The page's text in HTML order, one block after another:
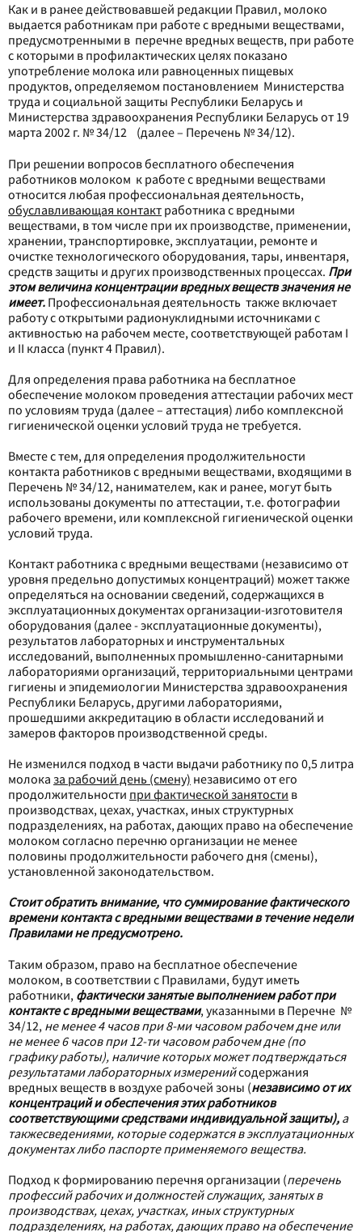
Как и в ранее действовавшей редакции Правил, молоко
выдается работникам при работе с вредными веществами,
предусмотренными в перечне вредных веществ, при работе
с которыми в профилактических целях показано
употребление молока или равноценных пищевых
продуктов, определяемом постановлением Министерства
труда и социальной защиты Республики Беларусь и
Министерства здравоохранения Республики Беларусь от 19
марта 2002 г. № 34/12 (далее – Перечень № 34/12).
При решении вопросов бесплатного обеспечения
работников молоком к работе с вредными веществами
относится любая профессиональная деятельность,
обуславливающая контакт работника с вредными
веществами, в том числе при их производстве, применении,
хранении, транспортировке, эксплуатации, ремонте и
очистке технологического оборудования, тары, инвентаря,
средств защиты и других производственных процессах. При
этом величина концентрации вредных веществ значения не
имеет. Профессиональная деятельность также включает
работу с открытыми радионуклидными источниками с
активностью на рабочем месте, соответствующей работам I
и II класса (пункт 4 Правил).
Для определения права работника на бесплатное
обеспечение молоком проведения аттестации рабочих мест
по условиям труда (далее – аттестация) либо комплексной
гигиенической оценки условий труда не требуется.
Вместе с тем, для определения продолжительности
контакта работников с вредными веществами, входящими в
Перечень № 34/12, нанимателем, как и ранее, могут быть
использованы документы по аттестации, т.е. фотографии
рабочего времени, или комплексной гигиенической оценки
условий труда.
Контакт работника с вредными веществами (независимо от
уровня предельно допустимых концентраций) может также
определяться на основании сведений, содержащихся в
эксплуатационных документах организации-изготовителя
оборудования (далее - эксплуатационные документы),
результатов лабораторных и инструментальных
исследований, выполненных промышленно-санитарными
лабораториями организаций, территориальными центрами
гигиены и эпидемиологии Министерства здравоохранения
Республики Беларусь, другими лабораториями,
прошедшими аккредитацию в области исследований и
замеров факторов производственной среды.
Не изменился подход в части выдачи работнику по 0,5 литра
молока за рабочий день (смену) независимо от его
продолжительности при фактической занятости в
производствах, цехах, участках, иных структурных
подразделениях, на работах, дающих право на обеспечение
молоком согласно перечню организации не менее
половины продолжительности рабочего дня (смены),
установленной законодательством.
Стоит обратить внимание, что суммирование фактического
времени контакта с вредными веществами в течение недели
Правилами не предусмотрено.
Таким образом, право на бесплатное обеспечение
молоком, в соответствии с Правилами, будут иметь
работники, фактически занятые выполнением работ при
контакте с вредными веществами, указанными в Перечне №
34/12, не менее 4 часов при 8-ми часовом рабочем дне или
не менее 6 часов при 12-ти часовом рабочем дне (по
графику работы), наличие которых может подтверждаться
результатами лабораторных измеренийсодержания
вредных веществ в воздухе рабочей зоны (независимо от их
концентраций и обеспечения этих работников
соответствующими средствами индивидуальной защиты), а
такжесведениями, которые содержатся вэксплуатационных
документах либо паспорте применяемого вещества.
Подход к формированию перечня организации (перечень
профессий рабочих и должностей служащих, занятых в
производствах, цехах, участках, иных структурных
подразделениях, на работах, дающих право на обеспечение